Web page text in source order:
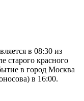
в 08:30 из
старого красного
в город Москва
в 16:00.